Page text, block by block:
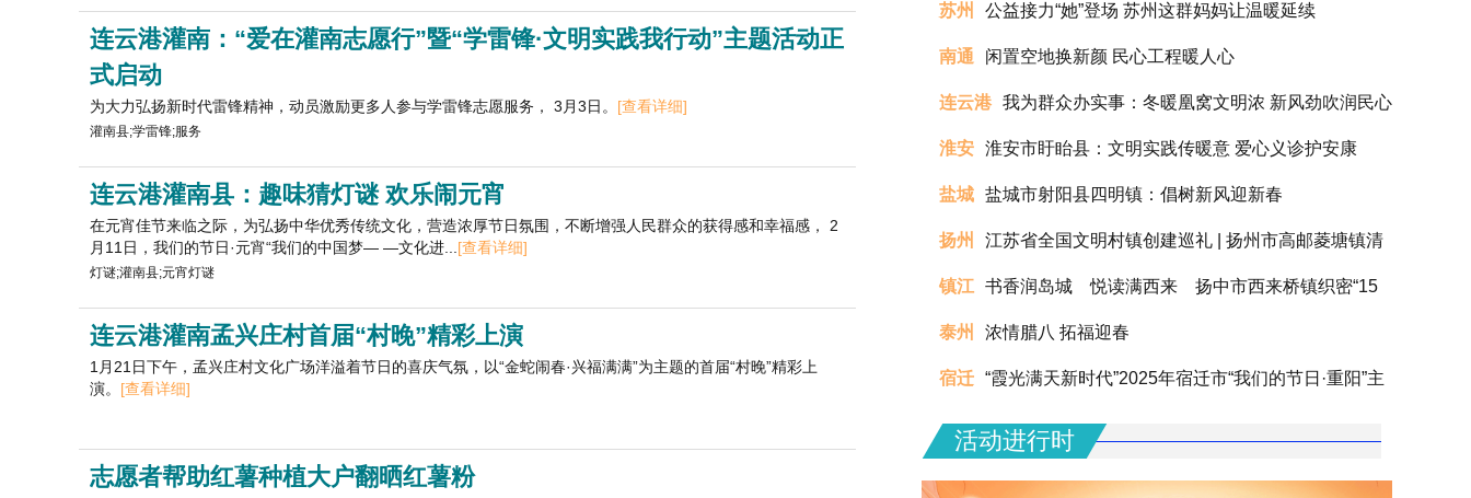
连云港灌南：“爱在灌南志愿行”暨“学雷锋·文明实践我行动”主题活动正
式启动
为大力弘扬新时代雷锋精神，动员激励更多人参与学雷锋志愿服务， 3月3日。 [查看详细]
灌南县;学雷锋;服务
连云港灌南县：趣味猜灯谜 欢乐闹元宵
在元宵佳节来临之际，为弘扬中华优秀传统文化，营造浓厚节日氛围，不断增强人民群众的获得感和幸福感， 2
月11日，我们的节日·元宵“我们的中国梦— —文化进... [查看详细]
灯谜;灌南县;元宵灯谜
连云港灌南孟兴庄村首届“村晚”精彩上演
1月21日下午，孟兴庄村文化广场洋溢着节日的喜庆气氛，以“金蛇闹春·兴福满满”为主题的首届“村晚”精彩上
演。 [查看详细]
志愿者帮助红薯种植大户翻晒红薯粉
苏州 公益接力“她”登场 苏州这群妈妈让温暖延续
南通 闲置空地换新颜 民心工程暖人心
连云港 我为群众办实事：冬暖凰窝文明浓 新风劲吹润民心
淮安 淮安市盱眙县：文明实践传暖意 爱心义诊护安康
盐城 盐城市射阳县四明镇：倡树新风迎新春
扬州 江苏省全国文明村镇创建巡礼 | 扬州市高邮菱塘镇清
真村
镇江 书香润岛城 悦读满西来 扬中市西来桥镇织密“15
分钟阅读圈”滋养全龄人生
泰州 浓情腊八 拓福迎春
宿迁 “霞光满天新时代”2025年宿迁市“我们的节日·重阳”主
场活动圆满举办
活动进行时